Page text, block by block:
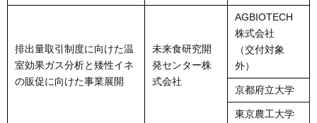
排出量取引制度に向けた温
室効果ガス分析と矮性イネ
の販促に向けた事業展開
未来食研究開
発センター株
式会社
AGBIOTECH
株式会社
（交付対象
外）
京都府立大学
東京農工大学